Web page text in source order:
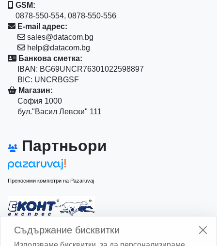
GSM:
0878-550-554, 0878-550-556
E-mail адрес:
sales@datacom.bg
help@datacom.bg
Банкова сметка:
IBAN: BG69UNCR76301022598897
BIC: UNCRBGSF
Магазин:
София 1000
бул."Васил Левски" 111
Партньори
Преносими компютри на Pazaruvaj
Изчисли доставката с Еконт
Съдържание бисквитки